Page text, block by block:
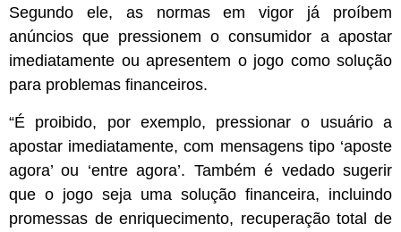
Segundo ele, as normas em vigor já proíbem
anúncios que pressionem o consumidor a apostar
imediatamente ou apresentem o jogo como solução
para problemas financeiros.
“É proibido, por exemplo, pressionar o usuário a
apostar imediatamente, com mensagens tipo ‘aposte
agora’ ou ‘entre agora’. Também é vedado sugerir
que o jogo seja uma solução financeira, incluindo
promessas de enriquecimento, recuperação total de